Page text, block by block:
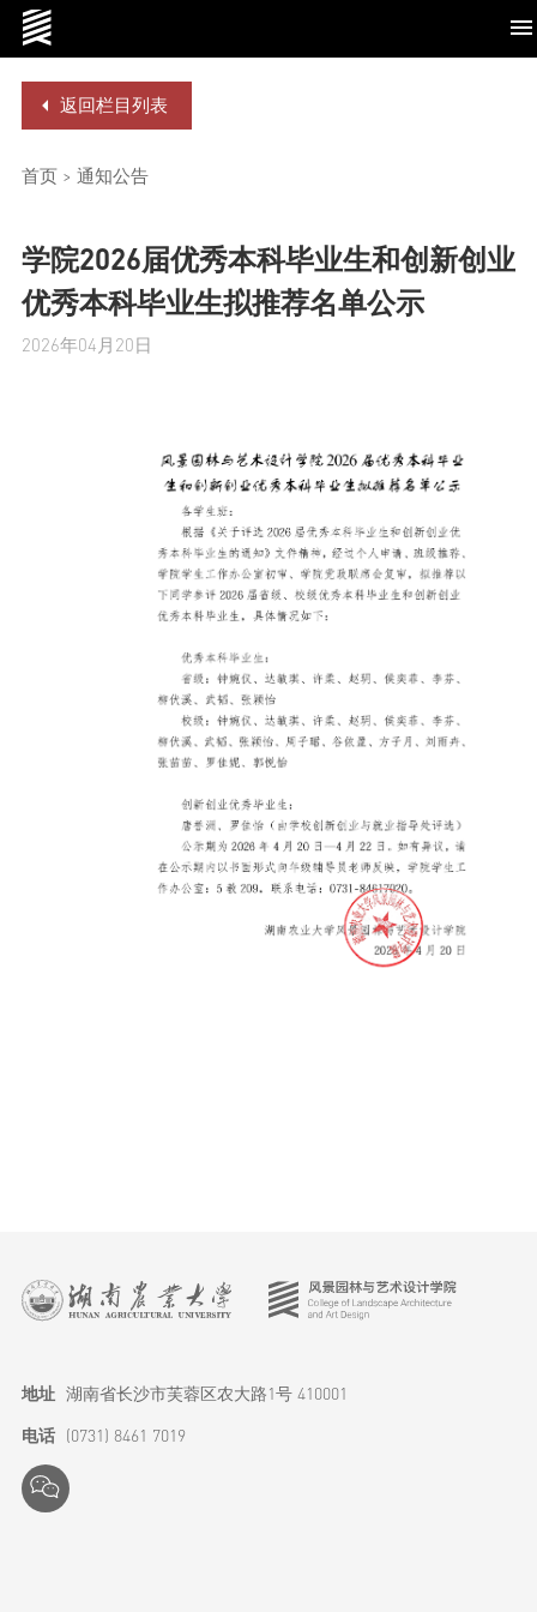
党群工作
师资队伍
本科生教育
研究生教育
科学研究
返回栏目列表
首页> 通知公告
学院2026届优秀本科毕业生和创新创业
优秀本科毕业生拟推荐名单公示
2026年04月20日
地址 湖南省长沙市芙蓉区农大路1号 410001
电话 (0731) 8461 7019